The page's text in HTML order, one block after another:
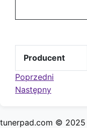
Producent
Poprzedni
Następny
tunerpad.com © 2025